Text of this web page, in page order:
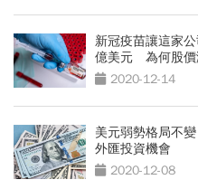
新冠疫苗讓這家
億美元 為何股價
2020-12-14
美元弱勢格局不
外匯投資機會
2020-12-08